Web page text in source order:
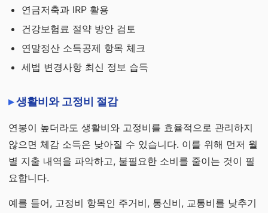
연금저축과 IRP 활용
건강보험료 절약 방안 검토
연말정산 소득공제 항목 체크
세법 변경사항 최신 정보 습득
생활비와 고정비 절감
연봉이 높더라도 생활비와 고정비를 효율적으로 관리하지
않으면 체감 소득은 낮아질 수 있습니다. 이를 위해 먼저 월
별 지출 내역을 파악하고, 불필요한 소비를 줄이는 것이 필
요합니다.
예를 들어, 고정비 항목인 주거비, 통신비, 교통비를 낮추기